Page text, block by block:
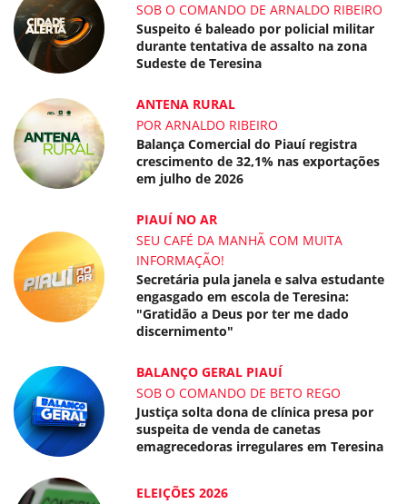
SOB O COMANDO DE ARNALDO RIBEIRO
Suspeito é baleado por policial militar
durante tentativa de assalto na zona
Sudeste de Teresina
ANTENA RURAL
POR ARNALDO RIBEIRO
Balança Comercial do Piauí registra
crescimento de 32,1% nas exportações
em julho de 2026
PIAUÍ NO AR
SEU CAFÉ DA MANHÃ COM MUITA
INFORMAÇÃO!
Secretária pula janela e salva estudante
engasgado em escola de Teresina:
"Gratidão a Deus por ter me dado
discernimento"
BALANÇO GERAL PIAUÍ
SOB O COMANDO DE BETO REGO
Justiça solta dona de clínica presa por
suspeita de venda de canetas
emagrecedoras irregulares em Teresina
ELEIÇÕES 2026